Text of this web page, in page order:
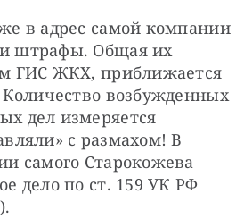
в адрес самой компании
штрафы. Общая их
ГИС ЖКХ, приближается
возбужденных
дел измеряется
с размахом! В
самого Старокожева
дело по ст. 159 УК РФ